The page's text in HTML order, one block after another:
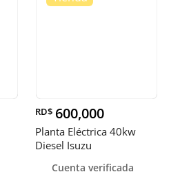
RD$ 600,000
Planta Eléctrica 40kw
Diesel Isuzu
Cuenta verificada